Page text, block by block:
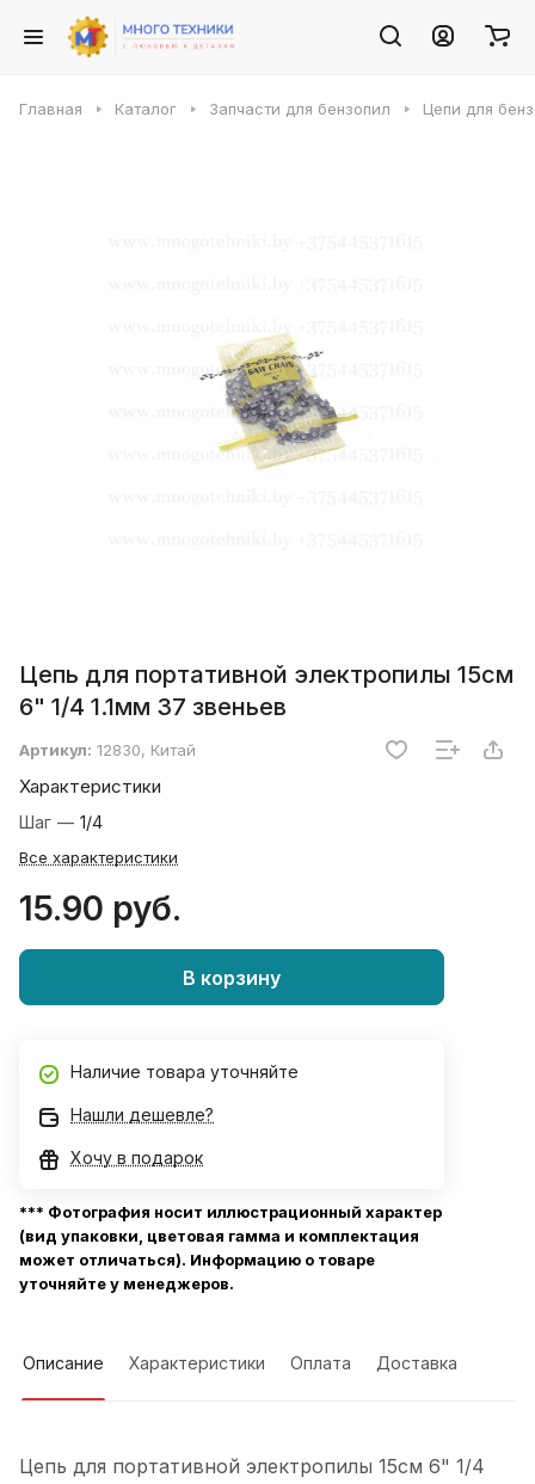
Главная Каталог Запчасти для бензопил Цепи для
Цепь для портативной электропилы 15см
6" 1/4 1.1мм 37 звеньев
Артикул: 12830, Китай
Характеристики
Шаг — 1/4
Все характеристики
15.90 руб.
В корзину
Наличие товара уточняйте
Нашли дешевле?
Хочу в подарок
*** Фотография носит иллюстрационный характер
(вид упаковки, цветовая гамма и комплектация
может отличаться). Информацию о товаре
уточняйте у менеджеров.
Описание Характеристики Оплата Доставка
Цепь для портативной электропилы 15см 6" 1/4